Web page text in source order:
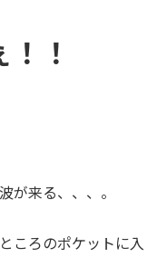
！
が来る、、、。
ころのポケットに入